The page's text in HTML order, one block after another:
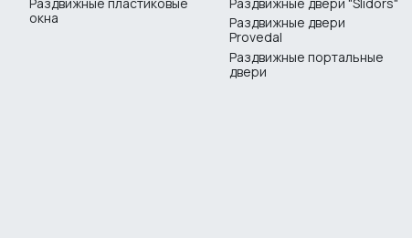
окна
Раздвижные двери
Provedal
Раздвижные портальные
двери